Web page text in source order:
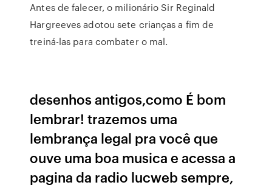
Antes de falecer, o milionário Sir Reginald
Hargreeves adotou sete crianças a fim de
treiná-las para combater o mal.
desenhos antigos,como É bom
lembrar! trazemos uma
lembrança legal pra você que
ouve uma boa musica e acessa a
pagina da radio lucweb sempre,